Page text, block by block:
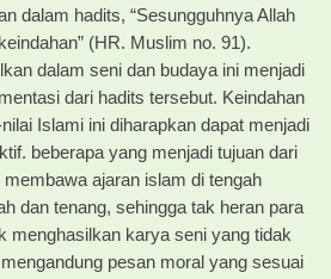
dalam hadits, “Sesungguhnya Allah
(HR. Muslim no. 91).
dalam seni dan budaya ini menjadi
dari hadits tersebut. Keindahan
Islami ini diharapkan dapat menjadi
beberapa yang menjadi tujuan dari
ajaran islam di tengah
dan tenang, sehingga tak heran para
menghasilkan karya seni yang tidak
pesan moral yang sesuai